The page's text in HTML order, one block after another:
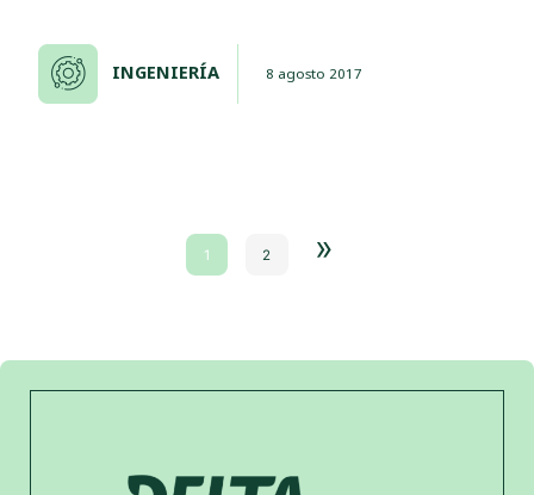
INGENIERÍA 8 agosto 2017
1 2 »